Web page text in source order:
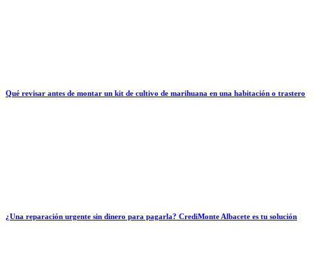
Qué revisar antes de montar un kit de cultivo de marihuana en una habitación o trastero
¿Una reparación urgente sin dinero para pagarla? CrediMonte Albacete es tu solución